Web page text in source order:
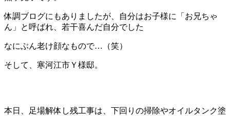
体調ブログにもありましたが、自分はお子様に「お兄ちゃ
ん」と呼ばれ、若干喜んだ自分でした
なにぶん老け顔なもので…（笑）
そして、寒河江市Ｙ様邸。
本日、足場解体し残工事は、下回りの掃除やオイルタンク塗